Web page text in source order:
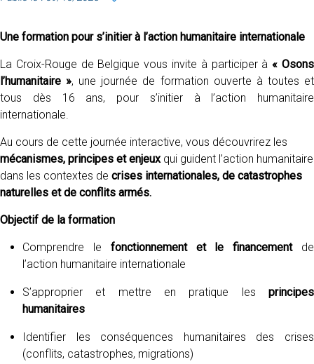
Une formation pour s’initier à l’action humanitaire internationale
La Croix-Rouge de Belgique vous invite à participer à« Osons
l’humanitaire », une journée de formation ouverte à toutes et
tous dès 16 ans, pour s’initier à l’action humanitaire
internationale.
Au cours de cette journée interactive, vous découvrirez les
mécanismes, principes et enjeuxqui guident l’action humanitaire
dans les contextes de crises internationales, de catastrophes
naturelles et de conflits armés.
Objectif de la formation
Comprendre le fonctionnement et le financementde
l’action humanitaire internationale
S’approprier et mettre en pratique les principes
humanitaires
Identifier les conséquences humanitaires des crises
(conflits, catastrophes, migrations)